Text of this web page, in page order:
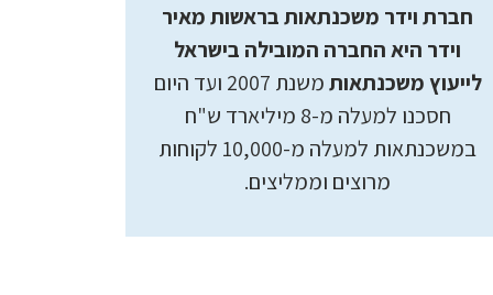
חברת וידר משכנתאות בראשות מאיר
וידר היא החברה המובילה בישראל
לייעוץ משכנתאות
משנת 2007 ועד היום
חסכנו למעלה מ-8 מיליארד ש"ח
במשכנתאות למעלה מ-10,000 לקוחות
מרוצים וממליצים.